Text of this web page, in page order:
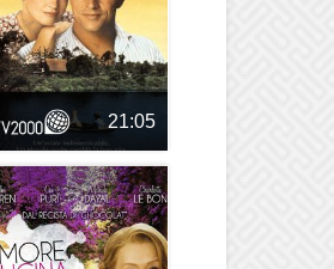
21:05